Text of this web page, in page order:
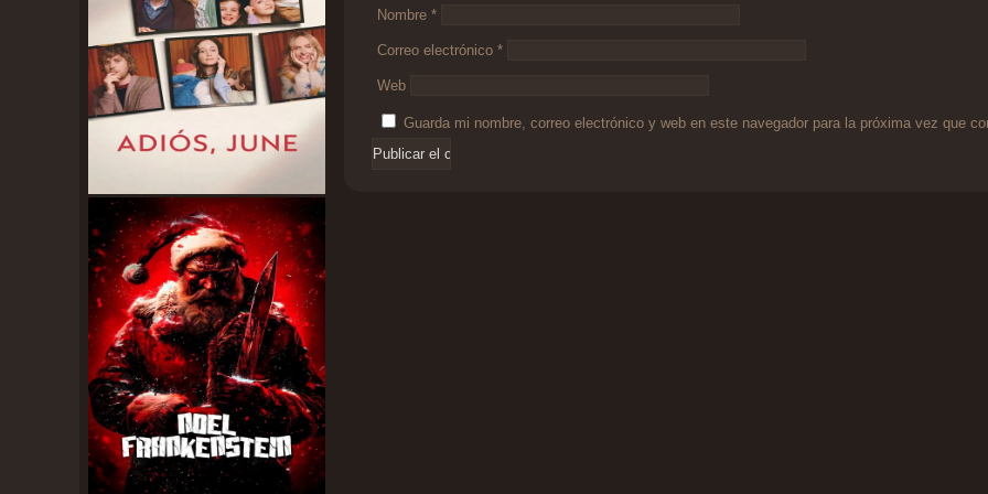
Nombre *
Correo electrónico *
Web
Guarda mi nombre, correo electrónico y web en este navegador para la próxima vez que